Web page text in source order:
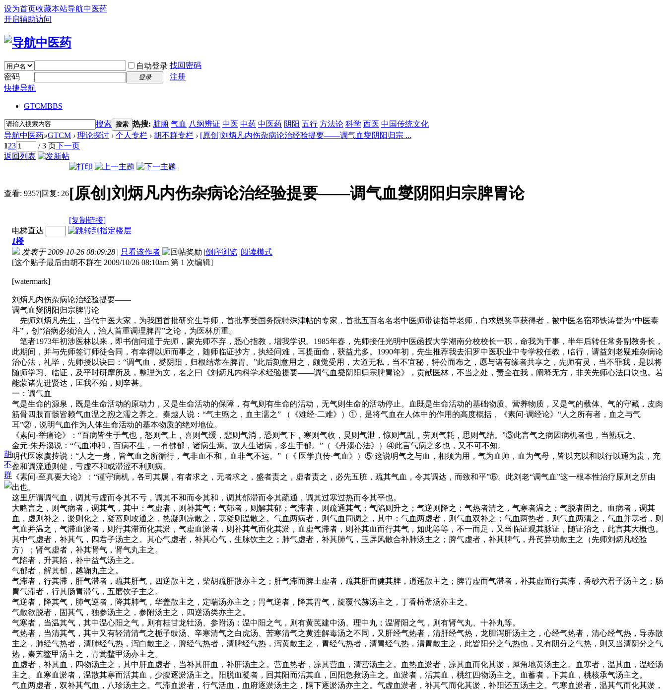
设为首页收藏本站导航中医药
开启辅助访问
自动登录 找回密码
密码
登录
注册
快捷导航
GTCMBBS
搜索 搜索 热搜: 脏腑 气血 八纲辨证 中医 中药 中医药 阴阳 五行 方法论 科学 西医 中国传统文化
导航中医药»GTCM › 理论探讨 › 个人专栏 › 胡不群专栏 › [原创]刘炳凡内伤杂病论治经验提要——调气血燮阴阳归宗 ...
123 / 3 页下一页
返回列表
查看: 9357|回复: 26[原创]刘炳凡内伤杂病论治经验提要——调气血燮阴阳归宗脾胃论
[复制链接]
胡
不
群
电梯直达
1楼
发表于 2009-10-26 08:09:28 | 只看该作者 |倒序浏览 |阅读模式
[这个贴子最后由胡不群在 2009/10/26 08:10am 第 1 次编辑]
[watermark]
刘炳凡内伤杂病论治经验提要——
调气血燮阴阳归宗脾胃论
先师刘炳凡先生，当代中医大家，为我国首批研究生导师，首批享受国务院特殊津帖的专家，首批五百名名老中医师带徒指导老师，白求恩奖章获得者，被中医名宿邓铁涛誉为“中医泰
斗”，创“治病必须治人，治人首重调理脾胃”之论，为医林所重。
笔者1973年初涉医林以来，即书信问道于先师，蒙先师不弃，悉心指教，增我学识。1985年春，先师接任光明中医函授大学湖南分校校长一职，命我为干事，半年后转任常务副教务长，
此期间，并与先师签订师徒合同，有幸得以师而事之，随师临证抄方，执经问难，耳提面命，获益尤多。1990年初，先生推荐我去汩罗中医职业中专学校任教，临行，请益刘老疑难杂病论
治心法，礼毕，先师授以诀曰：“调气血，燮阴阳，归根结蒂在脾胃。”此后刻意用之，颇觉受用，大道无私，当不宜秘，特公而布之，愿与诸有缘者共享之，先师有灵，当不罪我，是以将
随师学习、临证，及平时研摩所及，整理为文，名之曰《刘炳凡内科学术经验提要——调气血燮阴阳归宗脾胃论》，贡献医林，不当之处，责全在我，阐释无方，非关先师心法口诀也。若
能蒙诸先进贤达，匡我不殆，则辛甚。
一：调气血
气是生命的源泉，既是生命活动的原动力，又是生命活动的保障，有气则有生命的活动，无气则生命的活动停止。血既是生命活动的基础物质、营养物质，又是气的载体、气的守藏，皮肉
筋骨四肢百骸皆赖气血温之煦之濡之养之。秦越人说：“气主煦之，血主濡之” （《难经·二难》）①，是将气血在人体中的作用的高度概括，《素问·调经论》“人之所有者，血之与气
耳”②，说明气血作为人体生命活动的基本物质的绝对地位。
《素问·举痛论》：“百病皆生于气也，怒则气上，喜则气缓，悲则气消，恐则气下，寒则气收，炅则气泄，惊则气乱，劳则气耗，思则气结。”③此言气之病因病机者也，当熟玩之。
金元·朱丹溪说：“气血冲和，百病不生，一有佛郁，诸病生焉。故人生诸病，多生于郁。”（《丹溪心法》）④此言气病之多也，又不可不知。
明代医家虞抟说：“人之一身，皆气血之所循行，气非血不和，血非气不运。”（《 医学真传·气血》）⑤ 这说明气之与血，相须为用，气为血帅，血为气母，皆以充以和以行以通为贵，充
盈和调流通则健，亏虚不和或滞涩不利则病。
《素问·至真要大论》：“谨守病机，各司其属，有者求之，无者求之，盛者责之，虚者责之，必先五脏，疏其气血，令其调达，而致和平”⑥。此刘老“调气血”这一根本性治疗原则之所由
出也。
这里所谓调气血，调其亏虚而令其不亏，调其不和而令其和，调其郁滞而令其疏通，调其过寒过热而令其平也。
大略言之，则气病者，调其气，其中：气虚者，则补其气；气郁者，则解其郁；气滞者，则疏通其气；气陷则升之；气逆则降之；气热者清之，气寒者温之；气脱者固之。血病者，调其
血，虚则补之，淤则化之，凝蓄则攻通之，热凝则凉散之，寒凝则温散之。气血两病者，则气血同调之，其中：气血两虚者，则气血双补之；气血两热者，则气血两清之，气血并寒者，则
气血并温之，气滞血淤者，则行其滞而化其淤，气虚血淤者，则补其气而化其淤，血虚气滞者，则补其血而行其气，如此等等，不一而足，又当临证观其脉证，随证治之，此言其大概也。
其中气虚者，补其气，四君子汤主之。其心气虚者，补其心气，生脉饮主之；肺气虚者，补其肺气，玉屏风散合补肺汤主之；脾气虚者，补其脾气，丹芪异功散主之（先师刘炳凡经验
方）；肾气虚者，补其肾气，肾气丸主之。
气陷者，升其陷，补中益气汤主之。
气郁者，解其郁，越鞠丸主之。
气滞者，行其滞，肝气滞者，疏其肝气，四逆散主之，柴胡疏肝散亦主之；肝气滞而脾土虚者，疏其肝而健其脾，逍遥散主之；脾胃虚而气滞者，补其虚而行其滞，香砂六君子汤主之；肠
胃气滞者，行其肠胃滞气，五磨饮子主之。
气逆者，降其气，肺气逆者，降其肺气，华盖散主之，定喘汤亦主之；胃气逆者，降其胃气，旋覆代赫汤主之，丁香柿蒂汤亦主之。
气散欲脱者，固其气，独参汤主之，参附汤主之，四逆汤类亦主之。
气寒者，当温其气，其中温心阳之气，则有桂甘龙牡汤、参附汤；温中阳之气，则有黄芪建中汤、理中丸；温肾阳之气，则有肾气丸、十补丸等。
气热者，当清其气，其中又有轻清清气之栀子豉汤、辛寒清气之白虎汤、苦寒清气之黄连解毒汤之不同，又肝经气热者，清肝经气热，龙胆泻肝汤主之，心经气热者，清心经气热，导赤散
主之，肺经气热者，清肺经气热，泻白散主之，脾经气热者，清脾经气热，泻黄散主之，胃经气热者，清胃经气热，清胃散主之，此皆阳分之气热也，又有阴分之气热，则又当清阴分之气
热，秦艽鳖甲汤主之，青蒿鳖甲汤亦主之。
血虚者，补其血，四物汤主之，其中肝血虚者，当补其肝血，补肝汤主之。营血热者，凉其营血，清营汤主之。血热血淤者，凉其血而化其淤，犀角地黄汤主之。血寒者，温其血，温经汤
主之。血寒血淤者，温散其寒而活其血，少腹逐淤汤主之。阳脱血凝者，回其阳而活其血，回阳急救汤主之。血淤者，活其血，桃红四物汤主之。血蓄者，下其血，桃核承气汤主之。
气血两虚者，双补其气血，八珍汤主之。气滞血淤者，行气活血，血府逐淤汤主之，隔下逐淤汤亦主之。气虚血淤者，补其气而化其淤，补阳还五汤主之。气寒血淤者，温其气而化其淤，